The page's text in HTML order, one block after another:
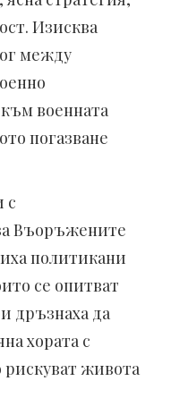
Изисква
между
военната
погазване
с
Въоръжените
политикани
се опитват
дръзнаха да
хората с
живота